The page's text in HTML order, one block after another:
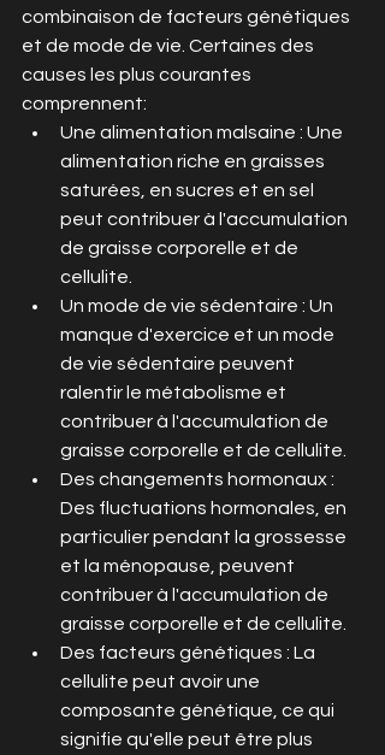
combinaison de facteurs génétiques
et de mode de vie. Certaines des
causes les plus courantes
comprennent:
Une alimentation malsaine : Une
alimentation riche en graisses
saturées, en sucres et en sel
peut contribuer à l'accumulation
de graisse corporelle et de
cellulite.
Un mode de vie sédentaire : Un
manque d'exercice et un mode
de vie sédentaire peuvent
ralentir le métabolisme et
contribuer à l'accumulation de
graisse corporelle et de cellulite.
Des changements hormonaux :
Des fluctuations hormonales, en
particulier pendant la grossesse
et la ménopause, peuvent
contribuer à l'accumulation de
graisse corporelle et de cellulite.
Des facteurs génétiques : La
cellulite peut avoir une
composante génétique, ce qui
signifie qu'elle peut être plus